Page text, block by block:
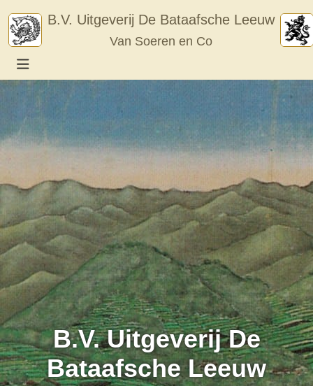
content
B.V. Uitgeverij De Bataafsche Leeuw
Van Soeren en Co
B.V. Uitgeverij De
Bataafsche Leeuw